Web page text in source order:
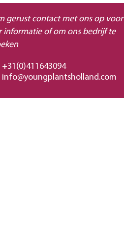
gerust contact met ons op voor
informatie of om ons bedrijf te
+31(0)411643094
info@youngplantsholland.com